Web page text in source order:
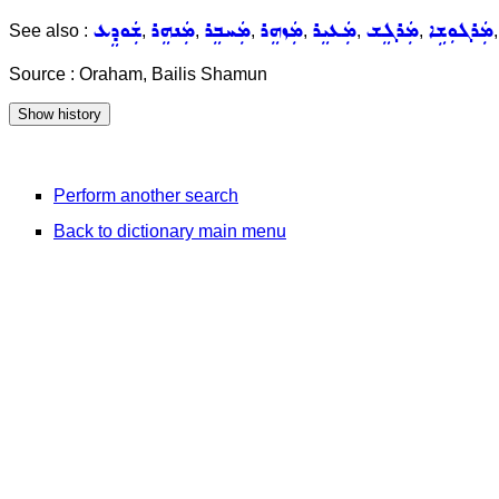
See also : ܫܲܘܕܸܥ, ܡܲܢܗܸܪ, ܡܲܚܒܸܪ, ܡܲܙܗܸܪ, ܡܲܥܝܸܪ, ܡܲܪܓܸܫ, ܡܲܪܓܘܼܫܹܐ,
Source : Oraham, Bailis Shamun
Perform another search
Back to dictionary main menu